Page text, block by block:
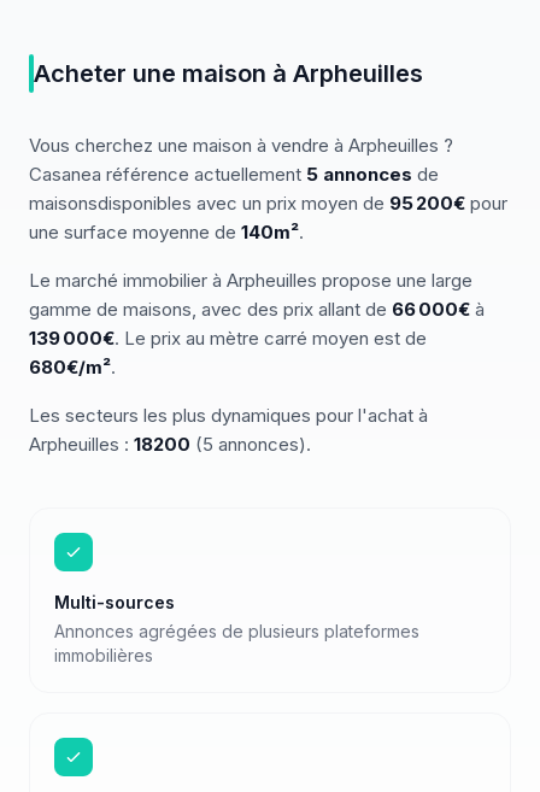
Acheter une maison à Arpheuilles
Vous cherchez une maison à vendre à Arpheuilles ?
Casanea référence actuellement 5 annonces de
maisonsdisponibles avec un prix moyen de 95 200€ pour
une surface moyenne de 140m².
Le marché immobilier à Arpheuilles propose une large
gamme de maisons, avec des prix allant de 66 000€ à
139 000€. Le prix au mètre carré moyen est de
680€/m².
Les secteurs les plus dynamiques pour l'achat à
Arpheuilles : 18200 (5 annonces).
Multi-sources
Annonces agrégées de plusieurs plateformes
immobilières